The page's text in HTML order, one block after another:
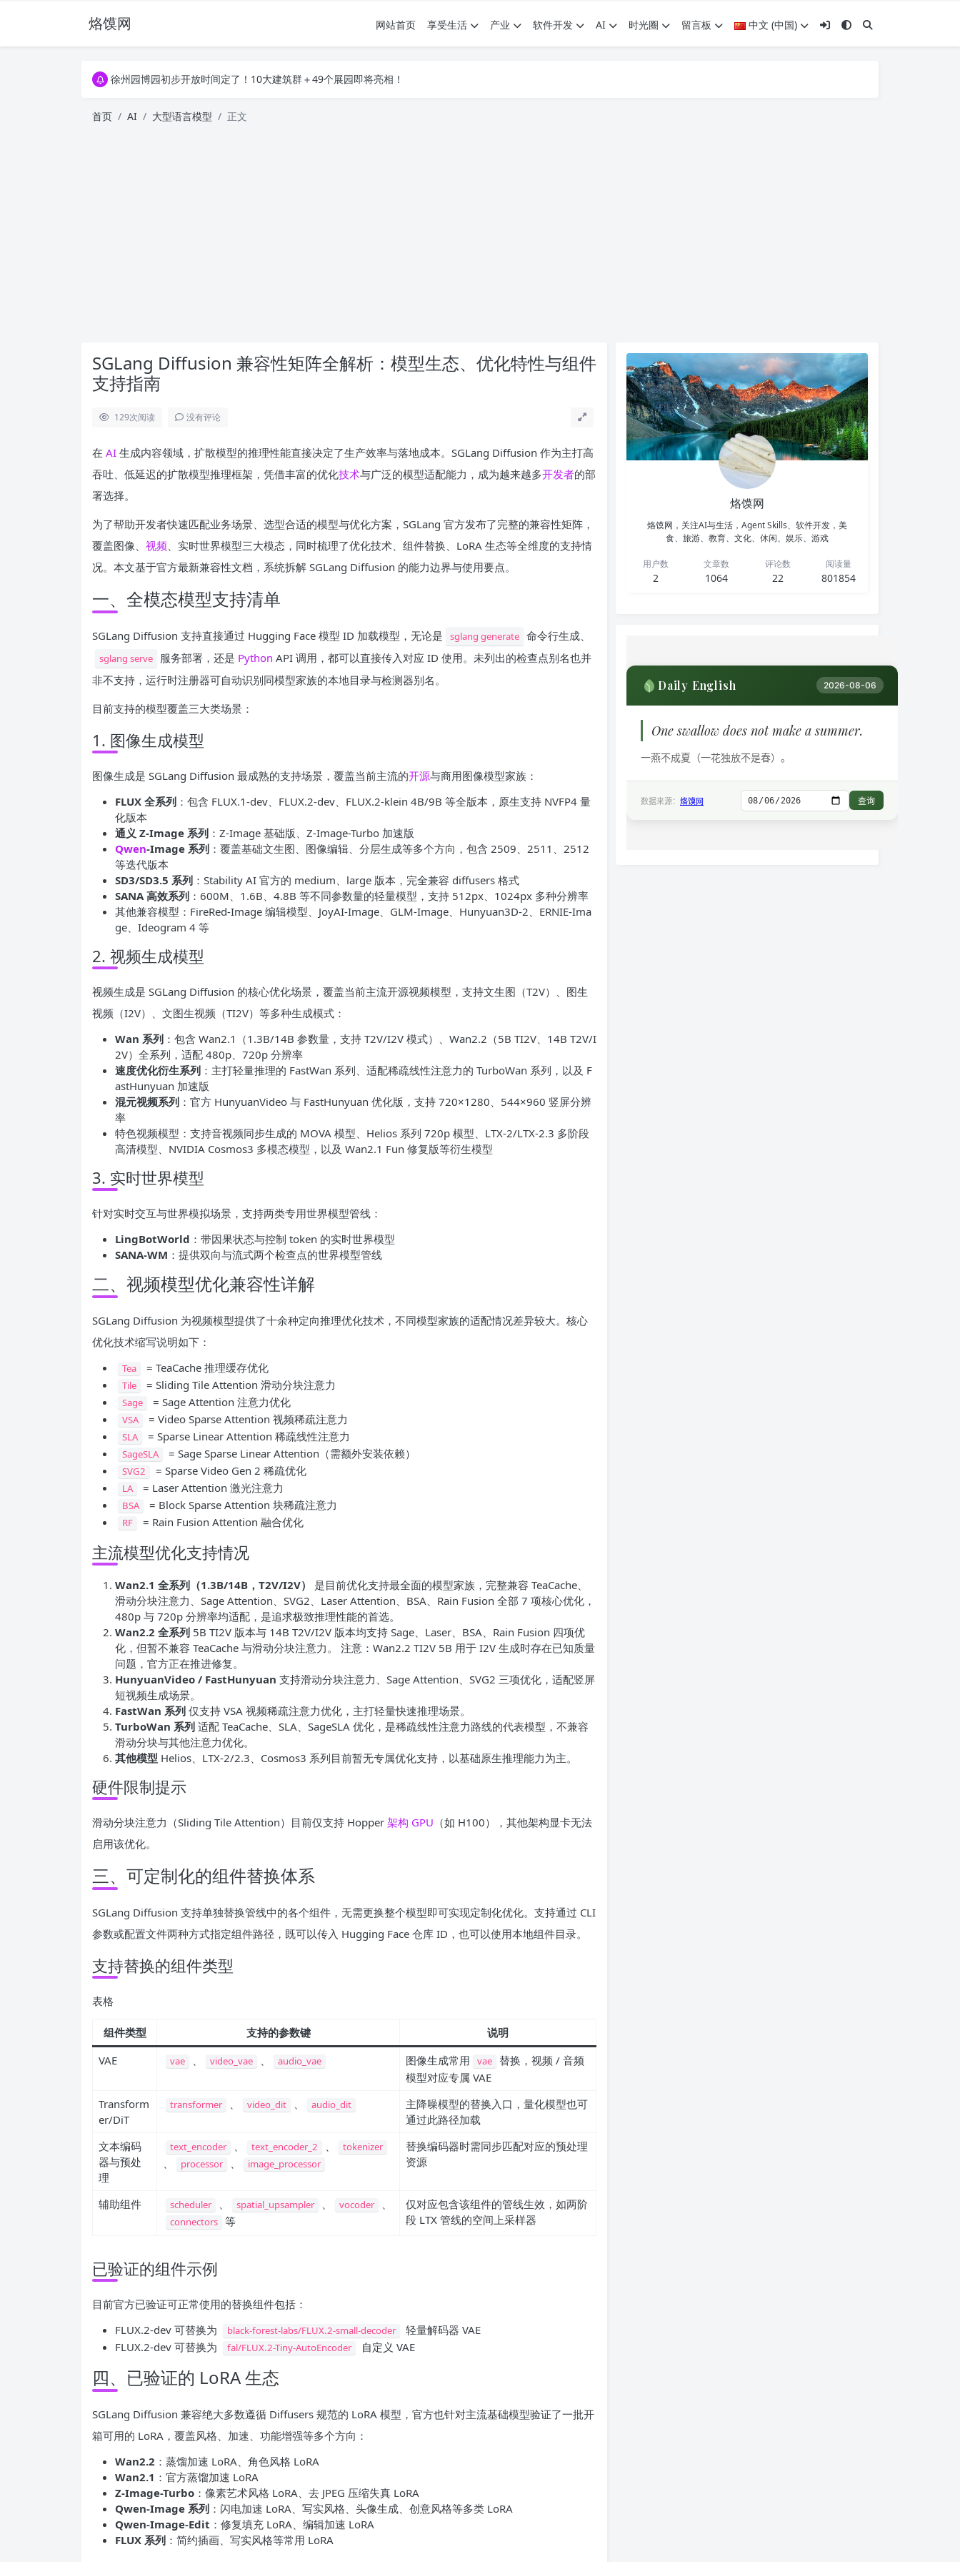
烙馍网 网站首页 享受生活 产业 软件开发 AI 时光圈 留言板
中文 (中国)
16796个OpenClaw Skills合集下载｜总2.7G，压缩后仅738M，覆盖全场景技能
16796个OpenClaw Skills合集下载｜总2.7G，压缩后仅738M，覆盖全场景技能
首页
AI 大型语言模型 正文
SGLang Diffusion 兼容性矩阵全解析：模型生态、优化特性与组件
支持指南
129次阅读 没有评论
在 AI 生成内容领域，扩散模型的推理性能直接决定了生产效率与落地成本。SGLang Diffusion 作为主打高
吞吐、低延迟的扩散模型推理框架，凭借丰富的优化技术与广泛的模型适配能力，成为越来越多开发者的部
署选择。
为了帮助开发者快速匹配业务场景、选型合适的模型与优化方案，SGLang 官方发布了完整的兼容性矩阵，
覆盖图像、 视频、实时世界模型三大模态，同时梳理了优化技术、组件替换、LoRA 生态等全维度的支持情
况。本文基于官方最新兼容性文档，系统拆解 SGLang Diffusion 的能力边界与使用要点。
一、全模态模型支持清单
SGLang Diffusion 支持直接通过 Hugging Face 模型 ID 加载模型，无论是 sglang generate 命令行生成、
sglang serve 服务部署，还是 Python API 调用，都可以直接传入对应 ID 使用。未列出的检查点别名也并
非不支持，运行时注册器可自动识别同模型家族的本地目录与检测器别名。
目前支持的模型覆盖三大类场景：
1. 图像生成模型
图像生成是 SGLang Diffusion 最成熟的支持场景，覆盖当前主流的开源与商用图像模型家族：
FLUX 全系列 ：包含 FLUX.1-dev、FLUX.2-dev、FLUX.2-klein 4B/9B 等全版本，原生支持 NVFP4 量
化版本
通义 Z-Image 系列 ：Z-Image 基础版、Z-Image-Turbo 加速版
Qwen-Image 系列 ：覆盖基础文生图、图像编辑、分层生成等多个方向，包含 2509、2511、2512
等迭代版本
SD3/SD3.5 系列 ：Stability AI 官方的 medium、large 版本，完全兼容 diffusers 格式
SANA 高效系列 ：600M、1.6B、4.8B 等不同参数量的轻量模型，支持 512px、1024px 多种分辨率
其他兼容模型：FireRed-Image 编辑模型、JoyAI-Image、GLM-Image、Hunyuan3D-2、ERNIE-Ima
ge、Ideogram 4 等
2. 视频生成模型
视频生成是 SGLang Diffusion 的核心优化场景，覆盖当前主流开源视频模型，支持文生图（T2V）、图生
视频（I2V）、文图生视频（TI2V）等多种生成模式：
Wan 系列 ：包含 Wan2.1（1.3B/14B 参数量，支持 T2V/I2V 模式）、Wan2.2（5B TI2V、14B T2V/I
2V）全系列，适配 480p、720p 分辨率
速度优化衍生系列 ：主打轻量推理的 FastWan 系列、适配稀疏线性注意力的 TurboWan 系列，以及 F
astHunyuan 加速版
混元视频系列 ：官方 HunyuanVideo 与 FastHunyuan 优化版，支持 720×1280、544×960 竖屏分辨
率
特色视频模型：支持音视频同步生成的 MOVA 模型、Helios 系列 720p 模型、LTX-2/LTX-2.3 多阶段
高清模型、NVIDIA Cosmos3 多模态模型，以及 Wan2.1 Fun 修复版等衍生模型
3. 实时世界模型
针对实时交互与世界模拟场景，支持两类专用世界模型管线：
LingBotWorld ：带因果状态与控制 token 的实时世界模型
SANA-WM ：提供双向与流式两个检查点的世界模型管线
二、视频模型优化兼容性详解
SGLang Diffusion 为视频模型提供了十余种定向推理优化技术，不同模型家族的适配情况差异较大。核心
优化技术缩写说明如下：
Tea = TeaCache 推理缓存优化
Tile = Sliding Tile Attention 滑动分块注意力
Sage = Sage Attention 注意力优化
VSA = Video Sparse Attention 视频稀疏注意力
SLA = Sparse Linear Attention 稀疏线性注意力
SageSLA = Sage Sparse Linear Attention（需额外安装依赖）
SVG2 = Sparse Video Gen 2 稀疏优化
LA = Laser Attention 激光注意力
BSA = Block Sparse Attention 块稀疏注意力
RF = Rain Fusion Attention 融合优化
主流模型优化支持情况
Wan2.1 全系列（1.3B/14B，T2V/I2V）
是目前优化支持最全面的模型家族，完整兼容 TeaCache、
滑动分块注意力、Sage Attention、SVG2、Laser Attention、BSA、Rain Fusion 全部 7 项核心优化，
480p 与 720p 分辨率均适配，是追求极致推理性能的首选。
Wan2.2 全系列 5B TI2V 版本与 14B T2V/I2V 版本均支持 Sage、Laser、BSA、Rain Fusion 四项优
化，但暂不兼容 TeaCache 与滑动分块注意力。 注意：Wan2.2 TI2V 5B 用于 I2V 生成时存在已知质量
问题，官方正在推进修复。
HunyuanVideo / FastHunyuan 支持滑动分块注意力、Sage Attention、SVG2 三项优化，适配竖屏
短视频生成场景。
FastWan 系列 仅支持 VSA 视频稀疏注意力优化，主打轻量快速推理场景。
TurboWan 系列 适配 TeaCache、SLA、SageSLA 优化，是稀疏线性注意力路线的代表模型，不兼容
滑动分块与其他注意力优化。
其他模型 Helios、LTX-2/2.3、Cosmos3 系列目前暂无专属优化支持，以基础原生推理能力为主。
硬件限制提示
滑动分块注意力（Sliding Tile Attention）目前仅支持 Hopper 架构 GPU （如 H100），其他架构显卡无法
启用该优化。
三、可定制化的组件替换体系
SGLang Diffusion 支持单独替换管线中的各个组件，无需更换整个模型即可实现定制化优化。支持通过 CLI
参数或配置文件两种方式指定组件路径，既可以传入 Hugging Face 仓库 ID，也可以使用本地组件目录。
支持替换的组件类型
表格
组件类型 支持的参数键
说明
VAE
vae 、 video_vae 、 audio_vae 图像生成常用 vae
替换，视频 / 音频
模型对应专属 VAE
Transform
er/DiT
transformer 、 video_dit 、 audio_dit
主降噪模型的替换入口，量化模型也可
通过此路径加载
文本编码
器与预处
理
text_encoder 、 text_encoder_2 、 tokenizer
、 processor 、 image_processor
替换编码器时需同步匹配对应的预处理
资源
辅助组件 scheduler 、 spatial_upsampler 、 vocoder 、
connectors 等
仅对应包含该组件的管线生效，如两阶
段 LTX 管线的空间上采样器
已验证的组件示例
目前官方已验证可正常使用的替换组件包括：
FLUX.2-dev 可替换为
black-forest-labs/FLUX.2-small-decoder
轻量解码器 VAE
FLUX.2-dev 可替换为
fal/FLUX.2-Tiny-AutoEncoder 自定义 VAE
四、已验证的 LoRA 生态
SGLang Diffusion 兼容绝大多数遵循 Diffusers 规范的 LoRA 模型，官方也针对主流基础模型验证了一批开
箱可用的 LoRA，覆盖风格、加速、功能增强等多个方向：
Wan2.2 ：蒸馏加速 LoRA、角色风格 LoRA
Wan2.1 ：官方蒸馏加速 LoRA
Z-Image-Turbo ：像素艺术风格 LoRA、去 JPEG 压缩失真 LoRA
Qwen-Image 系列 ：闪电加速 LoRA、写实风格、头像生成、创意风格等多类 LoRA
Qwen-Image-Edit ：修复填充 LoRA、编辑加速 LoRA
FLUX 系列 ：简约插画、写实风格等常用 LoRA
烙馍网
烙馍网，关注AI与生活，Agent Skills、软件开发，美
食、旅游、教育、文化、休闲、娱乐、游戏
用户数
2
文章数
1064
评论数
22
阅读量
801854